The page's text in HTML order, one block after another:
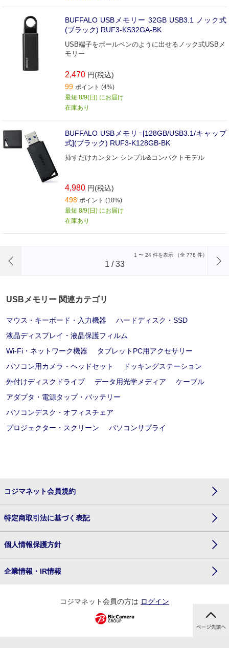
BUFFALO USBメモリー 32GB USB3.1 ノック式
(ブラック) RUF3-KS32GA-BK
USB端子をボールペンのように出せるノック式USBメ
モリー
2,470 円(税込)
99 ポイント (4%)
最短 8/9(日) にお届け
在庫あり
BUFFALO USBメモリｰ[128GB/USB3.1/キャップ
式](ブラック) RUF3-K128GB-BK
挿すだけカンタン シンプル&コンパクトモデル
4,980 円(税込)
498 ポイント (10%)
最短 8/9(日) にお届け
在庫あり
1 〜 24 件を表示 （全 778 件）
1 /33
USBメモリー 関連カテゴリ
マウス・キーボード・入力機器
ハードディスク・SSD
液晶ディスプレイ・液晶保護フィルム
Wi-Fi・ネットワーク機器
タブレットPC用アクセサリー
パソコン用カメラ・ヘッドセット
ドッキングステーション
外付けディスクドライブ
データ用光学メディア
ケーブル
アダプタ・電源タップ・バッテリー
パソコンデスク・オフィスチェア
プロジェクター・スクリーン
パソコンサプライ
コジマネット会員規約
特定商取引法に基づく表記
個人情報保護方針
企業情報・IR情報
コジマネット会員の方は ログイン